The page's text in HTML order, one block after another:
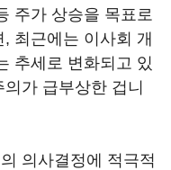
주가 상승을 목표로
최근에는 이사회 개
추세로 변화되고 있
가 급부상한 겁니
의사결정에 적극적